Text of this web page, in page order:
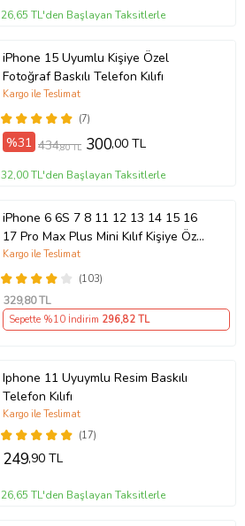
26,65 TL'den Başlayan Taksitlerle
iPhone 15 Uyumlu Kişiye Özel
Fotoğraf Baskılı Telefon Kılıfı
(7)
Kargo ile Teslimat
%31 434,80 TL 300,00 TL
32,00 TL'den Başlayan Taksitlerle
iPhone 6 6S 7 8 11 12 13 14 15 16
17 Pro Max Plus Mini Kılıf Kişiye Özel
Resimli Fotoğraflı Silikon
(103)
Kargo ile Teslimat
329,80 TL
Sepette %10 İndirim 296,82 TL
Iphone 11 Uyuymlu Resim Baskılı
Telefon Kılıfı
(17)
Kargo ile Teslimat
249,90 TL
26,65 TL'den Başlayan Taksitlerle